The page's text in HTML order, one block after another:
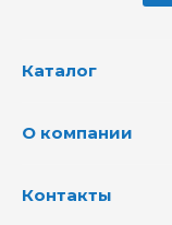
Каталог
О компании
Контакты